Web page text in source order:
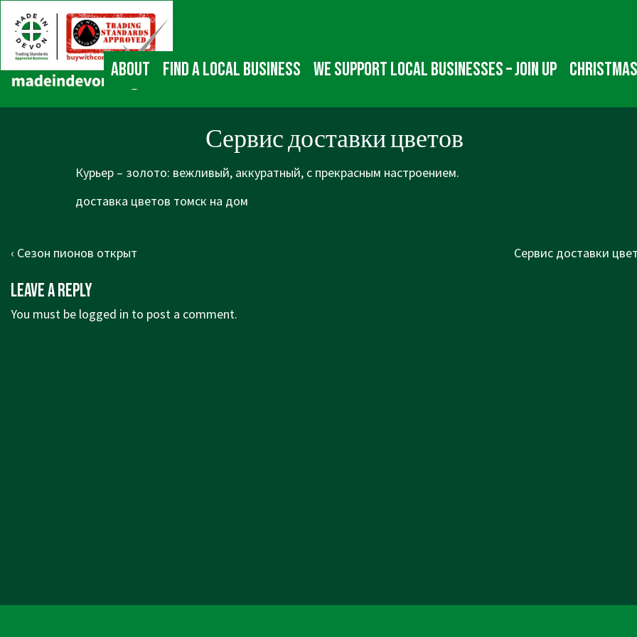
Skip
Main
Content
Main
Navigation
About Find a local business We Support Local Businesses – Join up
Сервис доставки цветов
Курьер – золото: вежливый, аккуратный, с прекрасным настроением.
доставка цветов томск на дом
Post
Previous
is
‹ Сезон пионов открыт
Next
Сервис доставки
Leave a Reply
You must be logged in to post a comment.